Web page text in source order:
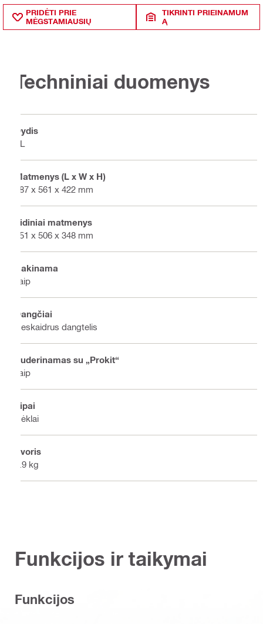
PRIDĖTI PRIE
MĖGSTAMIAUSIŲ
TIKRINTI PRIEINAMUM
Ą
Techniniai duomenys
Dydis
XL
Matmenys (L x W x H)
387 x 561 x 422 mm
Vidiniai matmenys
351 x 506 x 348 mm
Rakinama
Taip
Dangčiai
Neskaidrus dangtelis
Suderinamas su „Prokit“
Taip
Tipai
Dėklai
Svoris
5.9 kg
Funkcijos ir taikymai
Funkcijos